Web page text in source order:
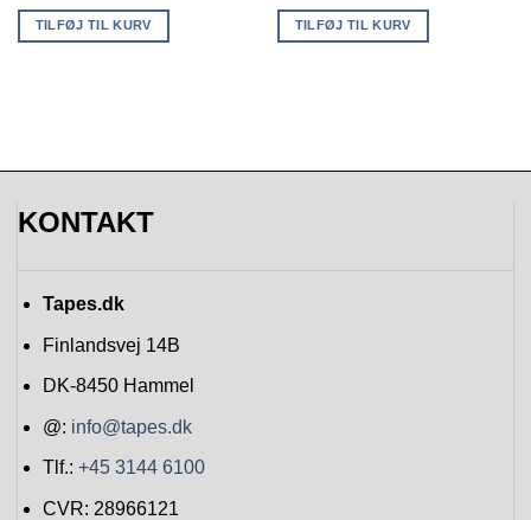
TILFØJ TIL KURV TILFØJ TIL KURV
KONTAKT
Tapes.dk
Finlandsvej 14B
DK-8450 Hammel
@: info@tapes.dk
Tlf.: +45 3144 6100
CVR: 28966121